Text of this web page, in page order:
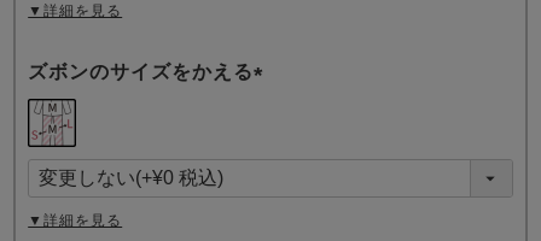
▼詳細を見る
ズボンのサイズをかえる
須
)
▼詳細を見る